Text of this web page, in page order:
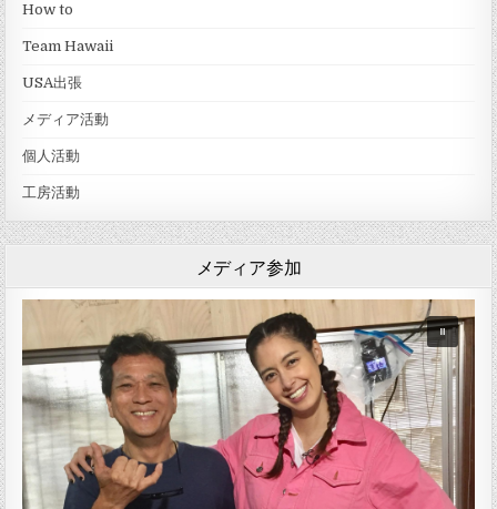
How to
Team Hawaii
USA出張
メディア活動
個人活動
工房活動
メディア参加